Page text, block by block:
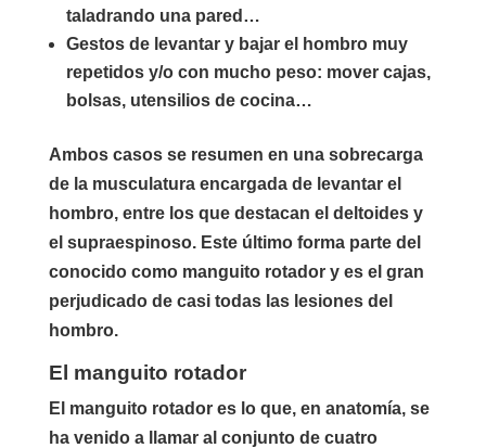
taladrando una pared…
Gestos de levantar y bajar el hombro muy
repetidos y/o con mucho peso: mover cajas,
bolsas, utensilios de cocina…
Ambos casos se resumen en una sobrecarga
de la musculatura encargada de levantar el
hombro, entre los que destacan el deltoides y
el supraespinoso. Este último forma parte del
conocido como manguito rotador y es el gran
perjudicado de casi todas las lesiones del
hombro.
El manguito rotador
El manguito rotador es lo que, en anatomía, se
ha venido a llamar al conjunto de cuatro